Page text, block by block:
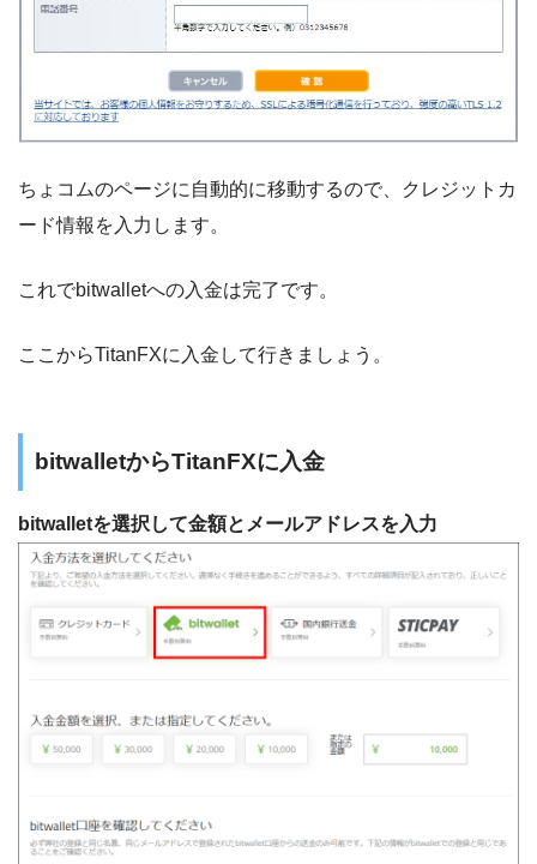
ちょコムのページに自動的に移動するので、クレジットカ
ード情報を入力します。
これでbitwalletへの入金は完了です。
ここからTitanFXに入金して行きましょう。
bitwalletからTitanFXに入金
bitwalletを選択して金額とメールアドレスを入力